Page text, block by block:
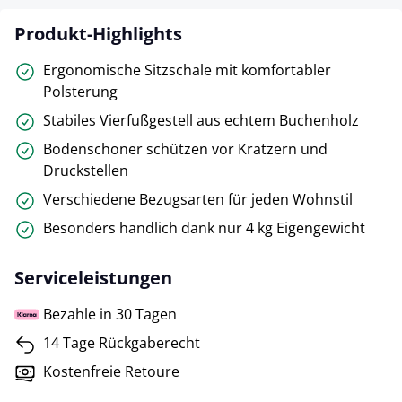
Produkt-Highlights
Ergonomische Sitzschale mit komfortabler
Polsterung
Stabiles Vierfußgestell aus echtem Buchenholz
Bodenschoner schützen vor Kratzern und
Druckstellen
Verschiedene Bezugsarten für jeden Wohnstil
Besonders handlich dank nur 4 kg Eigengewicht
Serviceleistungen
Bezahle in 30 Tagen
14 Tage Rückgaberecht
Kostenfreie Retoure